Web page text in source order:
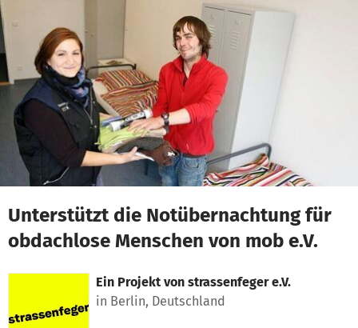
Zum Hauptinhalt springen
Erklärung zur Barrierefreiheit anzeigen
Unterstützt die Notübernachtung für
obdachlose Menschen von mob e.V.
Ein Projekt von strassenfeger e.V.
in Berlin, Deutschland